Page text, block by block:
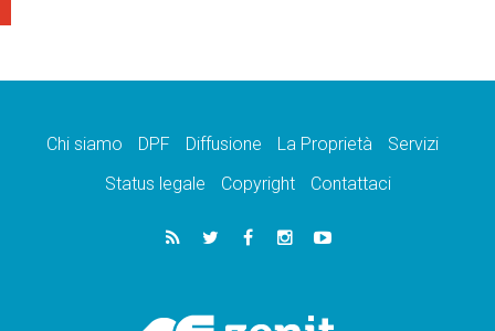
Chi siamo DPF Diffusione La Proprietà
Servizi
Status legale
Copyright Contattaci